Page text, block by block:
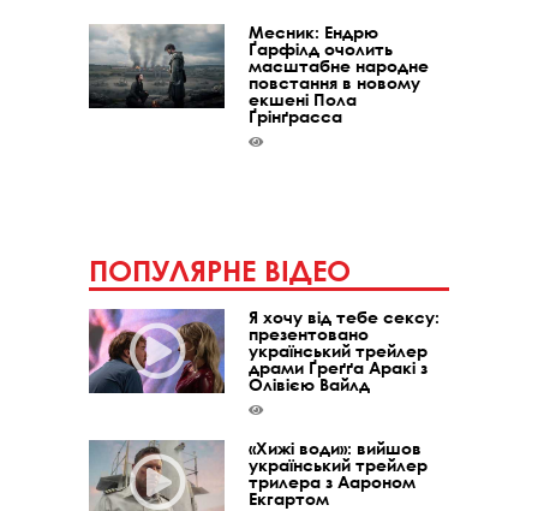
Месник: Ендрю
Ґарфілд очолить
масштабне народне
повстання в новому
екшені Пола
Ґрінґрасса
ПОПУЛЯРНЕ ВІДЕО
Я хочу від тебе сексу:
презентовано
український трейлер
драми Ґреґґа Аракі з
Олівією Вайлд
«Хижі води»: вийшов
український трейлер
трилера з Аароном
Екгартом